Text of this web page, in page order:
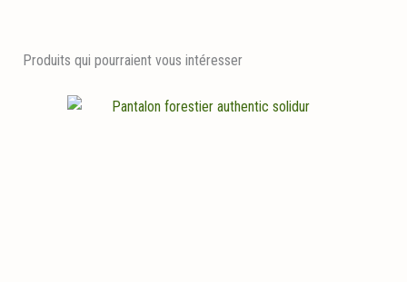
Produits qui pourraient vous intéresser